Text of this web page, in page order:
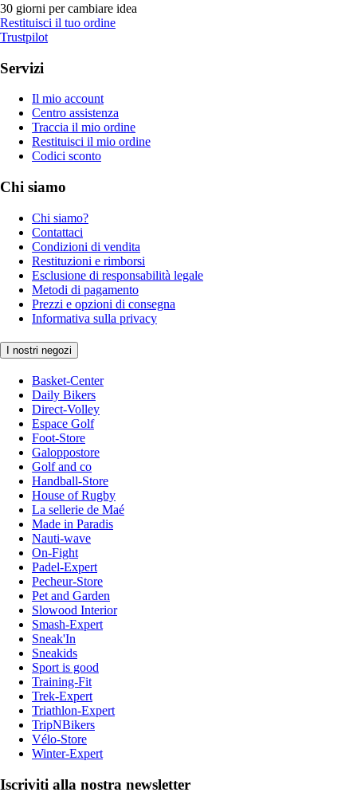
30 giorni per cambiare idea
Restituisci il tuo ordine
Trustpilot
Servizi
Il mio account
Centro assistenza
Traccia il mio ordine
Restituisci il mio ordine
Codici sconto
Chi siamo
Chi siamo?
Contattaci
Condizioni di vendita
Restituzioni e rimborsi
Esclusione di responsabilità legale
Metodi di pagamento
Prezzi e opzioni di consegna
Informativa sulla privacy
I nostri negozi
Basket-Center
Daily Bikers
Direct-Volley
Espace Golf
Foot-Store
Galoppostore
Golf and co
Handball-Store
House of Rugby
La sellerie de Maé
Made in Paradis
Nauti-wave
On-Fight
Padel-Expert
Pecheur-Store
Pet and Garden
Slowood Interior
Smash-Expert
Sneak'In
Sneakids
Sport is good
Training-Fit
Trek-Expert
Triathlon-Expert
TripNBikers
Vélo-Store
Winter-Expert
Iscriviti alla nostra newsletter